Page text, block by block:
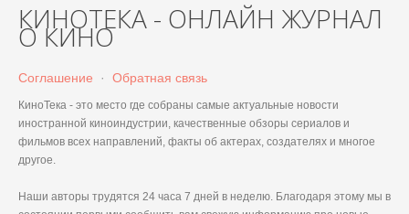
КИНОТЕКА - ОНЛАЙН ЖУРНАЛ
О КИНО
Соглашение · Обратная связь
КиноТека - это место где собраны самые актуальные новости
иностранной киноиндустрии, качественные обзоры сериалов и
фильмов всех направлений, факты об актерах, создателях и многое
другое.
Наши авторы трудятся 24 часа 7 дней в неделю. Благодаря этому мы в